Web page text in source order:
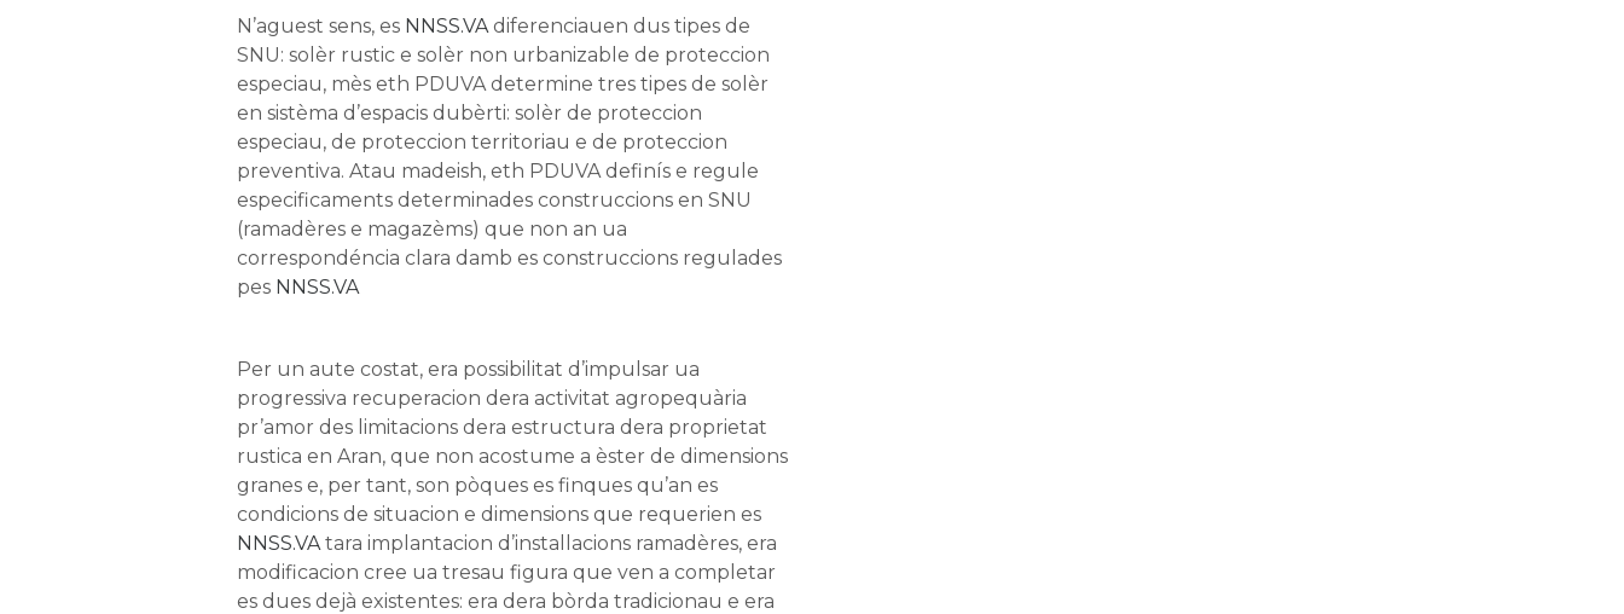
N’aguest sens, es NNSS.VAdiferenciauen dus tipes de
SNU: solèr rustic e solèr non urbanizable de proteccion
especiau, mès eth PDUVA determine tres tipes de solèr
en sistèma d’espacis dubèrti: solèr de proteccion
especiau, de proteccion territoriau e de proteccion
preventiva. Atau madeish, eth PDUVA definís e regule
especificaments determinades construccions en SNU
(ramadères e magazèms) que non an ua
correspondéncia clara damb es construccions regulades
pes NNSS.VA
Per un aute costat, era possibilitat d’impulsar ua
progressiva recuperacion dera activitat agropequària
pr’amor des limitacions dera estructura dera proprietat
rustica en Aran, que non acostume a èster de dimensions
granes e, per tant, son pòques es finques qu’an es
condicions de situacion e dimensions que requerien es
NNSS.VAtara implantacion d’installacions ramadères, era
modificacion cree ua tresau figura que ven a completar
es dues dejà existentes: era dera bòrda tradicionau e era